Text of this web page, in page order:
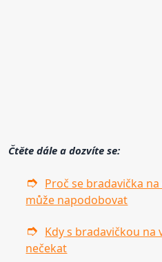
Čtěte dále a dozvíte se:
Proč se bradavička
může napodobovat
Kdy s bradavičkou na
nečekat